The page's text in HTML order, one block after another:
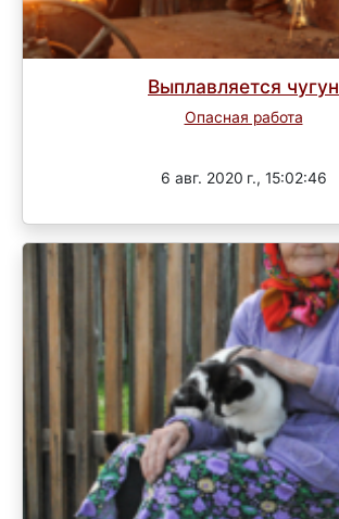
Выплавляется чугун
Опасная работа
6 авг. 2020 г., 15:02:46